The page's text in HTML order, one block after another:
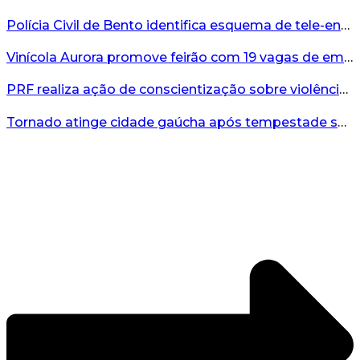
Polícia Civil de Bento identifica esquema de tele-entrega de drogas comandado de dentro de presídio...
Vinícola Aurora promove feirão com 19 vagas de emprego em Bento Gonçalves...
PRF realiza ação de conscientização sobre violência contra a mulher durante o Agosto Lilás...
Tornado atinge cidade gaúcha após tempestade severa...